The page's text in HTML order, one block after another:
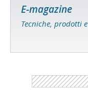
E-magazine
Tecniche, prodotti